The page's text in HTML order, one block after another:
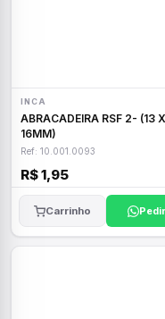
INCA
ABRACADEIRA RSF 2- (13 X
16MM)
Ref: 10.001.0093
R$ 1,95
Carrinho Pedir